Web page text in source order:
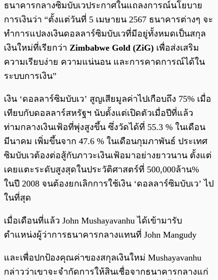
ธนาคารกลางซิมบับเวประกาศในแถลงการณ์นโยบาย
การเงินว่า “ตั้งแต่วันที่ 5 เมษายน 2567 ธนาคารต่างๆ จะ
ทำการแปลงเงินดอลลาร์ซิมบับเวที่มีอยู่ทั้งหมดเป็นสกุล
เงินใหม่ที่เรียกว่า Zimbabwe Gold (ZiG) เพื่อส่งเสริม
ความเรียบง่าย ความแน่นอน และการคาดการณ์ได้ใน
ระบบการเงิน”
เงิน ‘ดอลลาร์ซิมบับเว’ สูญเสียมูลค่าไปเกือบถึง 75% เมื่อ
เทียบกับดอลลาร์สหรัฐฯ นับตั้งแต่เปิดตัวเมื่อปีที่แล้ว
ท่ามกลางเงินเฟ้อที่พุ่งสูงขึ้น ซึ่งวัดได้ที่ 55.3 % ในเดือน
มีนาคม เพิ่มขึ้นจาก 47.6 % ในเดือนกุมภาพันธ์ ประเทศ
ซิมบับเวต้องต่อสู้กับภาวะเงินเฟ้อมาอย่างยาวนาน ตั้งแต่
เคยแตะระดับสูงสุดในประวัติศาสตร์ที่ 500,000ล้าน%
ในปี 2008 จนต้องยกเลิกการใช้เงิน ‘ดอลลาร์ซิมบับเว’ ไป
ในที่สุด
เมื่อเดือนที่แล้ว John Mushayavanhu ได้เข้ามารับ
ตำแหน่งผู้ว่าการธนาคารกลางแทนที่ John Mangudy
และเพื่อปกป้องคุณค่าของสกุลเงินใหม่ Mushayavanhu
กล่าวว่าเขาจะจำกัดการให้สินเชื่อจากธนาคารกลางแก่